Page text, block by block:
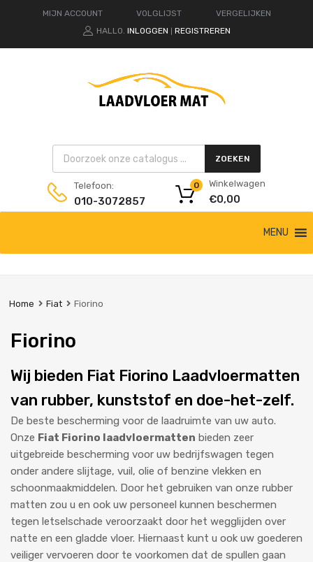
MIJN ACCOUNT VOLGLIJST
VERGELIJKEN
HALLO. INLOGGEN REGISTREREN
Products search ZOEKEN
Telefoon:
010-3072857
Winkelwagen
€0,00
0
de
MENU
Home Fiat Fiorino
Fiorino
Wij bieden Fiat Fiorino Laadvloermatten
van rubber, kunststof en doe-het-zelf.
De beste bescherming voor de laadruimte van uw auto.
Onze Fiat Fiorino laadvloermatten bieden zeer
uitgebreide bescherming voor uw bedrijfswagen tegen
onder andere slijtage, vuil, olie of benzine vlekken en
schoonmaakmiddelen. Door het gebruiken van onze rubber
matten zou u en ook uw personeel kunnen beschermen
tegen letselschade veroorzaakt door het wegglijden over
natte en een gladde vloer. Hiernaast kunt u ook uw goederen
veiliger vervoeren door te voorkomen dat de spullen gaan